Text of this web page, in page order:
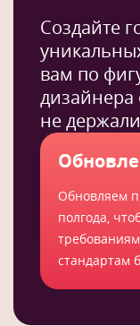
Создайте
вам по
дизайнера
не
Обновляем
полгода,
стандартам